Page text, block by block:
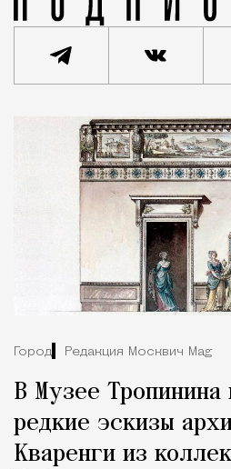
Город Редакция Москвич Mag
В Музее Тропинина
редкие эскизы
Кваренги из